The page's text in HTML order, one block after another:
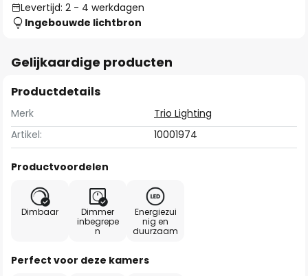
Levertijd: 2 - 4 werkdagen
Ingebouwde lichtbron
Gelijkaardige producten
Productdetails
Merk
Trio Lighting
Artikel:
10001974
Productvoordelen
Dimbaar
Dimmer
inbegrepe
n
Energiezui
nig en
duurzaam
Perfect voor deze kamers